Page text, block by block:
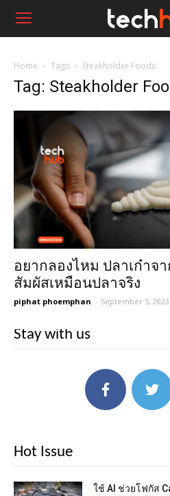
Home Tags Steakholder Foods
Tag: Steakholder
อยากลองไหม ปลาเก๋าจ
สัมผัสเหมือนปลาจริง
piphat phoemphan - September 5, 2023
Stay with us
Hot Issue
ใช้ AI ช่วยโฟกัส